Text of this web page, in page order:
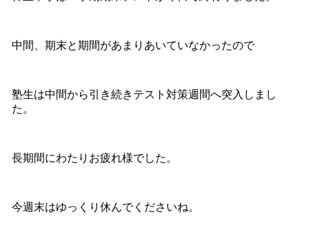
中間、期末と期間があまりあいていなかったので
塾生は中間から引き続きテスト対策週間へ突入しまし
た。
長期間にわたりお疲れ様でした。
今週末はゆっくり休んでくださいね。